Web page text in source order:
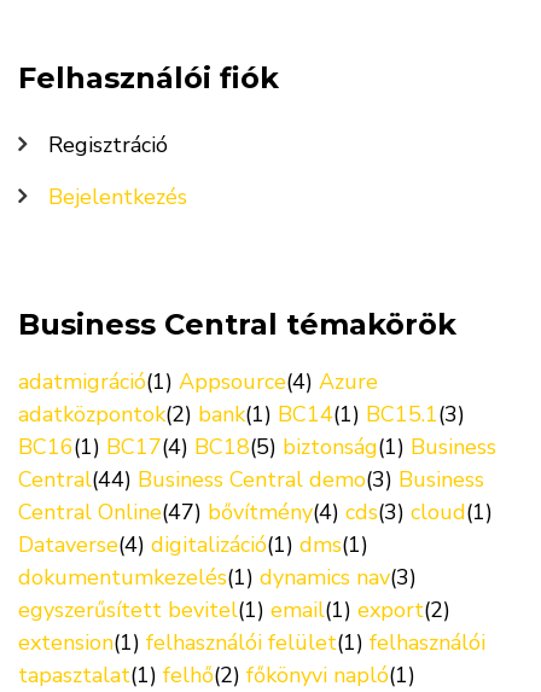
Felhasználói fiók
Regisztráció
Bejelentkezés
Business Central témakörök
adatmigráció(1) Appsource(4) Azure
adatközpontok(2) bank(1) BC14(1) BC15.1(3)
BC16(1) BC17(4) BC18(5) biztonság(1) Business
Central(44) Business Central demo(3) Business
Central Online(47) bővítmény(4) cds(3) cloud(1)
Dataverse(4) digitalizáció(1) dms(1)
dokumentumkezelés(1) dynamics nav(3)
egyszerűsített bevitel(1) email(1) export(2)
extension(1) felhasználói felület(1) felhasználói
tapasztalat(1) felhő(2) főkönyvi napló(1)